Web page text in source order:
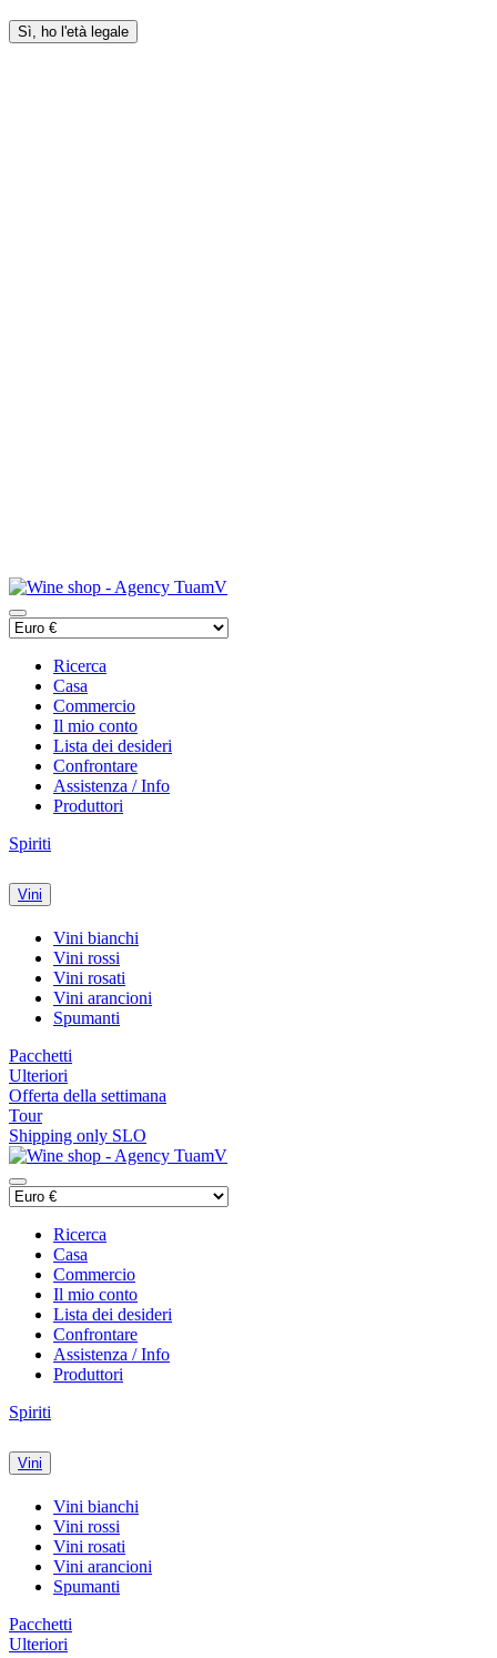
Sì, ho l'età legale
Ricerca
Casa
Commercio
Il mio conto
Lista dei desideri
Confrontare
Assistenza / Info
Produttori
Spiriti
Vini
Vini bianchi
Vini rossi
Vini rosati
Vini arancioni
Spumanti
Pacchetti
Ulteriori
Offerta della settimana
Tour
Shipping only SLO
Ricerca
Casa
Commercio
Il mio conto
Lista dei desideri
Confrontare
Assistenza / Info
Produttori
Spiriti
Vini
Vini bianchi
Vini rossi
Vini rosati
Vini arancioni
Spumanti
Pacchetti
Ulteriori